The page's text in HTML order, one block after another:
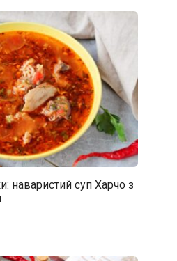
наваристий суп Харчо з